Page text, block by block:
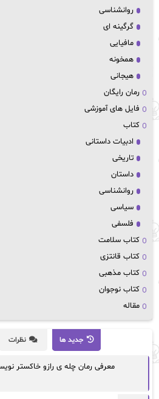
روانشناسی
گرگینه ای
مافیایی
همخونه
هیجانی
رمان رایگان
فایل های آموزشی
کتاب
ادبیات داستانی
تاریخی
داستان
روانشناسی
سیاسی
فلسفی
کتاب سلامت
کتاب قانتزی
کتاب مذهبی
کتاب نوجوان
مقاله
جدید ها نظرات
معرفی رمان چله ی رازو خاکستر